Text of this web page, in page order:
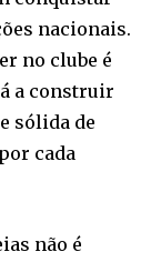
nacionais.
no clube é
a construir
sólida de
cada
não é